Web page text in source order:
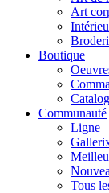
Art
Boutique
Communauté
Ligne
Tous